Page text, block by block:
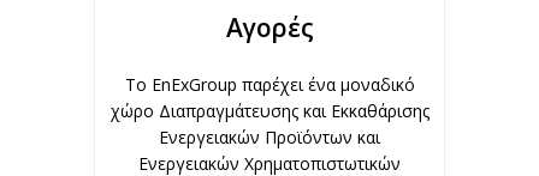
Αγορές
Το EnExGroup παρέχει ένα μοναδικό
χώρο Διαπραγμάτευσης και Εκκαθάρισης
Ενεργειακών Προϊόντων και
Ενεργειακών Χρηματοπιστωτικών